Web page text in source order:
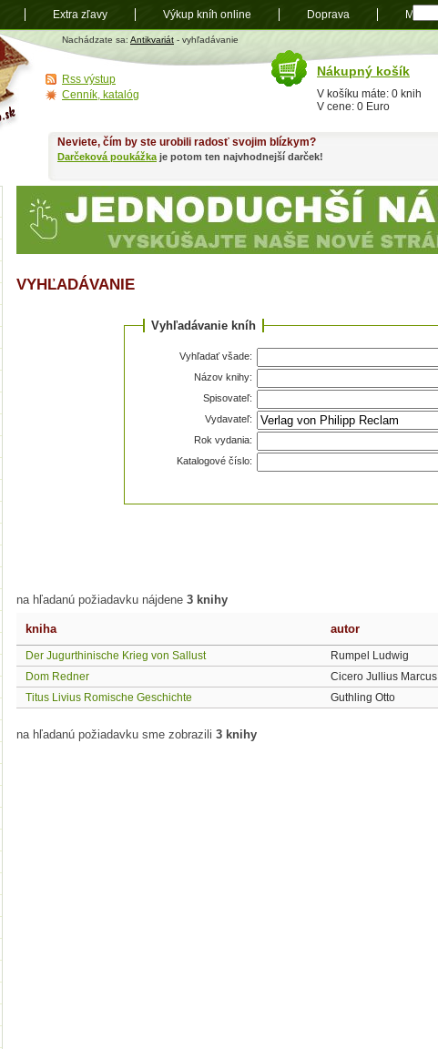
Antikvariát
shop.sk
Nachádzate sa: Antikvariát - vyhľadávanie
VYHĽADÁVANIE
Vyhľadávanie kníh
Vyhľadať všade:
Názov knihy:
Spisovateľ:
Vydavateľ:
Rok vydania:
Katalogové číslo:
na hľadanú požiadavku nájdene 3 knihy
kniha autor
Der Jugurthinische Krieg von Sallust Rumpel Ludwig
Dom Redner Cicero Jullius Marcus
Titus Livius Romische Geschichte Guthling Otto
na hľadanú požiadavku sme zobrazili 3 knihy
Neviete, čím by ste urobili radosť svojim blízkym?
Darčeková poukážka je potom ten najvhodnejší darček!
Nákupný košík
V košíku máte: 0 knih
V cene: 0 Euro
Rss výstup
Cenník, katalóg
Extra zľavy Výkup kníh online Doprava Mapa